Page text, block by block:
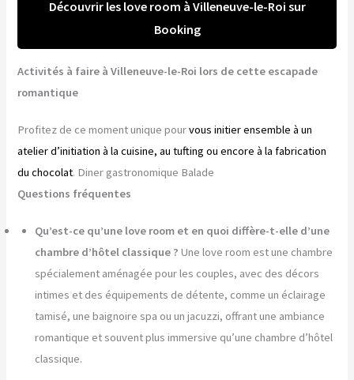
Découvrir les love room à Villeneuve-le-Roi sur
Booking
Activités à faire à Villeneuve-le-Roi lors de cette escapade
romantique
Profitez de ce moment unique pourvous initier ensemble à un
atelier d’initiation à la cuisine, au tufting ou encore à la fabrication
du chocolat. Diner gastronomique Balade
Questions fréquentes
Qu’est-ce qu’une love room et en quoi diffère-t-elle d’une
chambre d’hôtel classique ? Une love room est une chambre
spécialement aménagée pour les couples, avec des décors
intimes et des équipements de détente, comme un éclairage
tamisé, une baignoire spa ou un jacuzzi, offrant une ambiance
romantique et souvent plus immersive qu’une chambre d’hôtel
classique.